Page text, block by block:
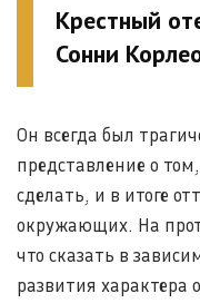
Крестный
Сонни
Он всегда был
представление о
сделать, и в итоге
окружающих. На
что сказать в
развития характера